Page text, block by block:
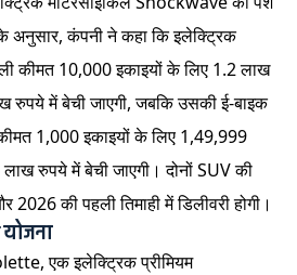
के अनुसार, कंपनी ने कहा कि इलेक्ट्रिक
कीमत 10,000 इकाइयों के लिए 1.2 लाख
रुपये में बेची जाएगी, जबकि उसकी ई-बाइक
1,000 इकाइयों के लिए 1,49,999
रुपये में बेची जाएगी। दोनों SUV की
की पहली तिमाही में डिलीवरी होगी।
योजना
एक इलेक्ट्रिक प्रीमियम